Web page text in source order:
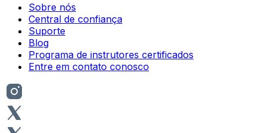
Sobre nós
Central de confiança
Suporte
Blog
Programa de instrutores certificados
Entre em contato conosco